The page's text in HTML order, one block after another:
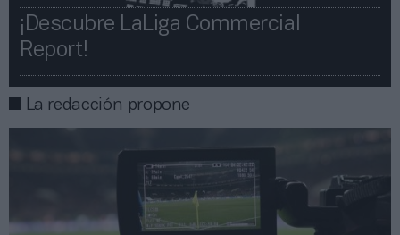
¡Descubre LaLiga Commercial
Report!​​
La redacción propone